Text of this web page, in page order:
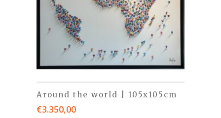
Around the world | 105x105cm
€3.350,00